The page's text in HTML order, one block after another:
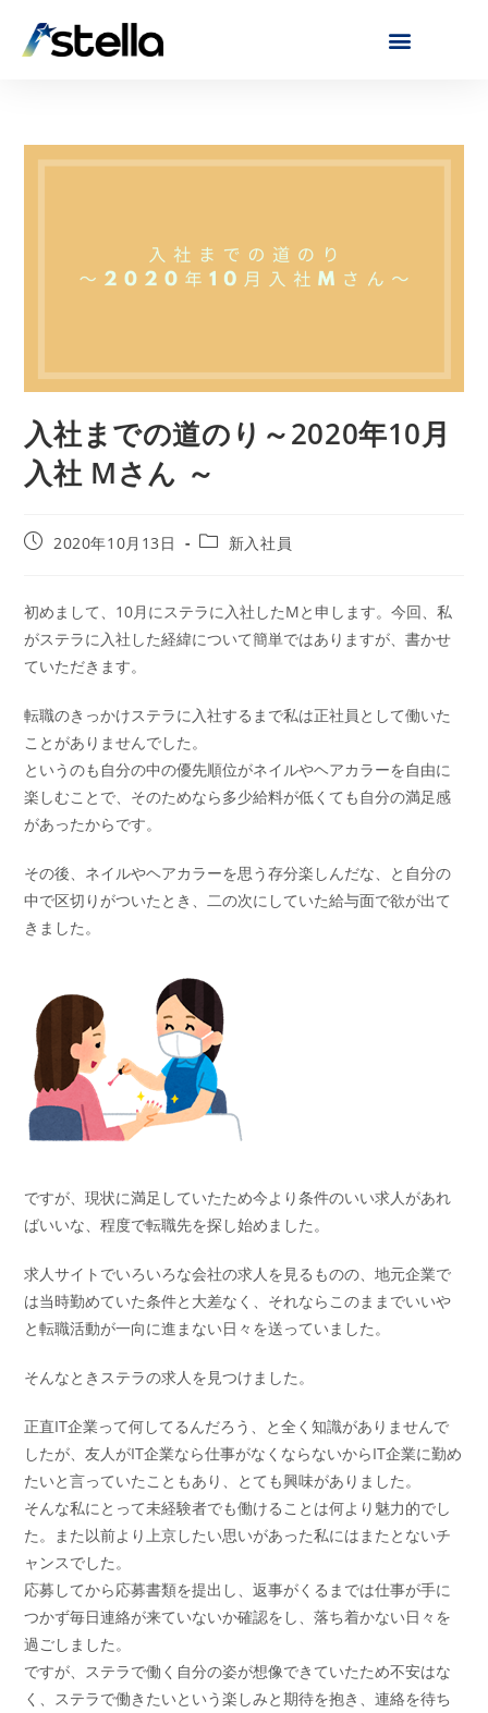
入社までの道のり～2020年10月
入社 Mさん ～
2020年10月13日 新入社員
初めまして、10月にステラに入社したMと申します。今回、私
がステラに入社した経緯について簡単ではありますが、書かせ
ていただきます。
転職のきっかけステラに入社するまで私は正社員として働いた
ことがありませんでした。
というのも自分の中の優先順位がネイルやヘアカラーを自由に
楽しむことで、そのためなら多少給料が低くても自分の満足感
があったからです。
その後、ネイルやヘアカラーを思う存分楽しんだな、と自分の
中で区切りがついたとき、二の次にしていた給与面で欲が出て
きました。
ですが、現状に満足していたため今より条件のいい求人があれ
ばいいな、程度で転職先を探し始めました。
求人サイトでいろいろな会社の求人を見るものの、地元企業で
は当時勤めていた条件と大差なく、それならこのままでいいや
と転職活動が一向に進まない日々を送っていました。
そんなときステラの求人を見つけました。
正直IT企業って何してるんだろう、と全く知識がありませんで
したが、友人がIT企業なら仕事がなくならないからIT企業に勤め
たいと言っていたこともあり、とても興味がありました。
そんな私にとって未経験者でも働けることは何より魅力的でし
た。また以前より上京したい思いがあった私にはまたとないチ
ャンスでした。
応募してから応募書類を提出し、返事がくるまでは仕事が手に
つかず毎日連絡が来ていないか確認をし、落ち着かない日々を
過ごしました。
ですが、ステラで働く自分の姿が想像できていたため不安はな
く、ステラで働きたいという楽しみと期待を抱き、連絡を待ち